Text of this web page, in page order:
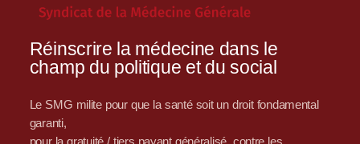
Réinscrire la médecine dans le
champ du politique et du social
Le SMG milite pour que la santé soit un droit fondamental
garanti,